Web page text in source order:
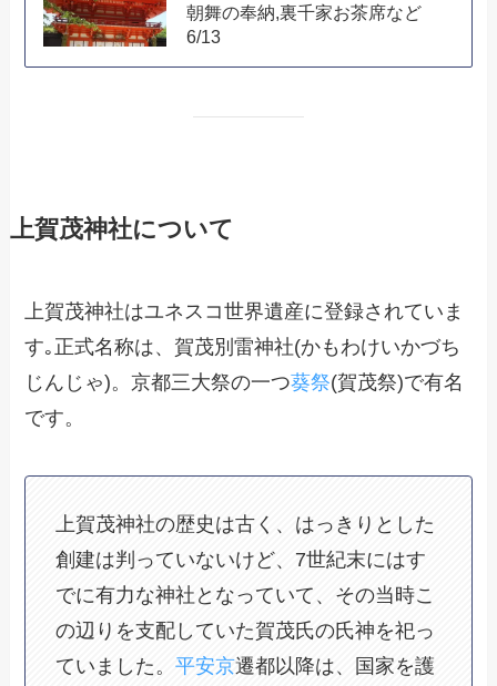
朝舞の奉納,裏千家お茶席など
6/13
上賀茂神社について
上賀茂神社はユネスコ世界遺産に登録されていま
す｡正式名称は、賀茂別雷神社(かもわけいかづち
じんじゃ)。京都三大祭の一つ葵祭(賀茂祭)で有名
です。
上賀茂神社の歴史は古く、はっきりとした
創建は判っていないけど、7世紀末にはす
でに有力な神社となっていて、その当時こ
の辺りを支配していた賀茂氏の氏神を祀っ
ていました。平安京遷都以降は、国家を護